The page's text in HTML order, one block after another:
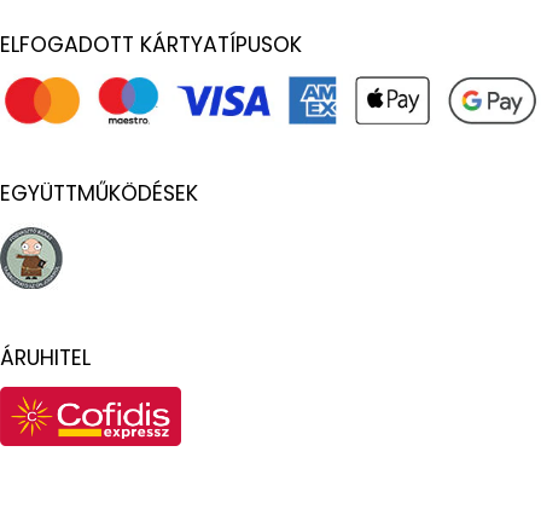
ELFOGADOTT KÁRTYATÍPUSOK
EGYÜTTMŰKÖDÉSEK
ÁRUHITEL